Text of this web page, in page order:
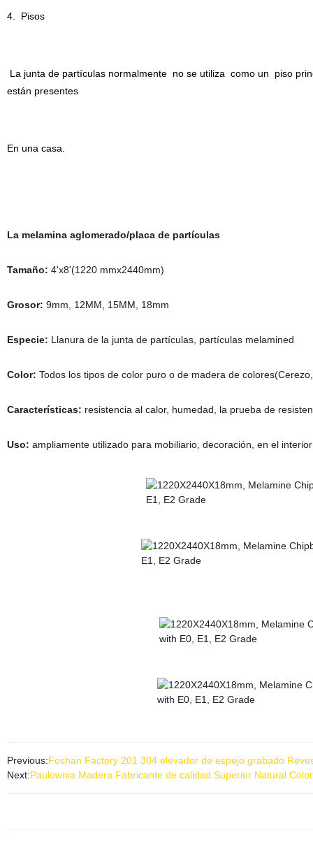
4. Pisos
La junta de partículas normalmente no se utiliza como un piso
están presentes
En una casa.
La melamina aglomerado/placa de partículas
Tamaño: 4'x8'(1220 mmx2440mm)
Grosor: 9mm, 12MM, 15MM, 18mm
Especie: Llanura de la junta de partículas, partículas melamined
Color: Todos los tipos de color puro o de madera de
Características: resistencia al calor, humedad, la prueba de
Uso: ampliamente utilizado para mobiliario, decoración, en el
Previous:Foshan Factory 201 304 elevador de espejo grabado
Next:Paulownia Madera Fabricante de calidad Superior Natural